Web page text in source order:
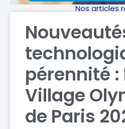
Nos articles
pérennité :
Village
de Paris